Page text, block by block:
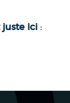
ici :